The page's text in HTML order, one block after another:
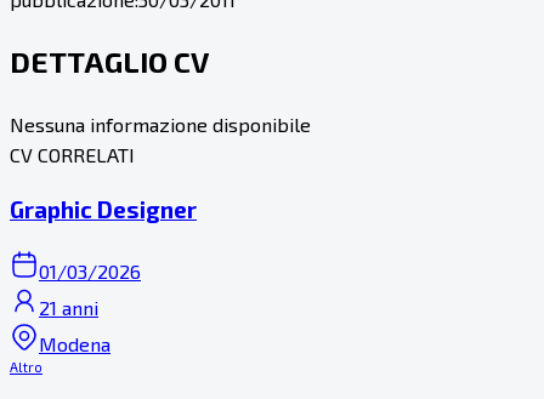
DETTAGLIO CV
Nessuna informazione disponibile
CV CORRELATI
Graphic Designer
01/03/2026
21 anni
Modena
Altro